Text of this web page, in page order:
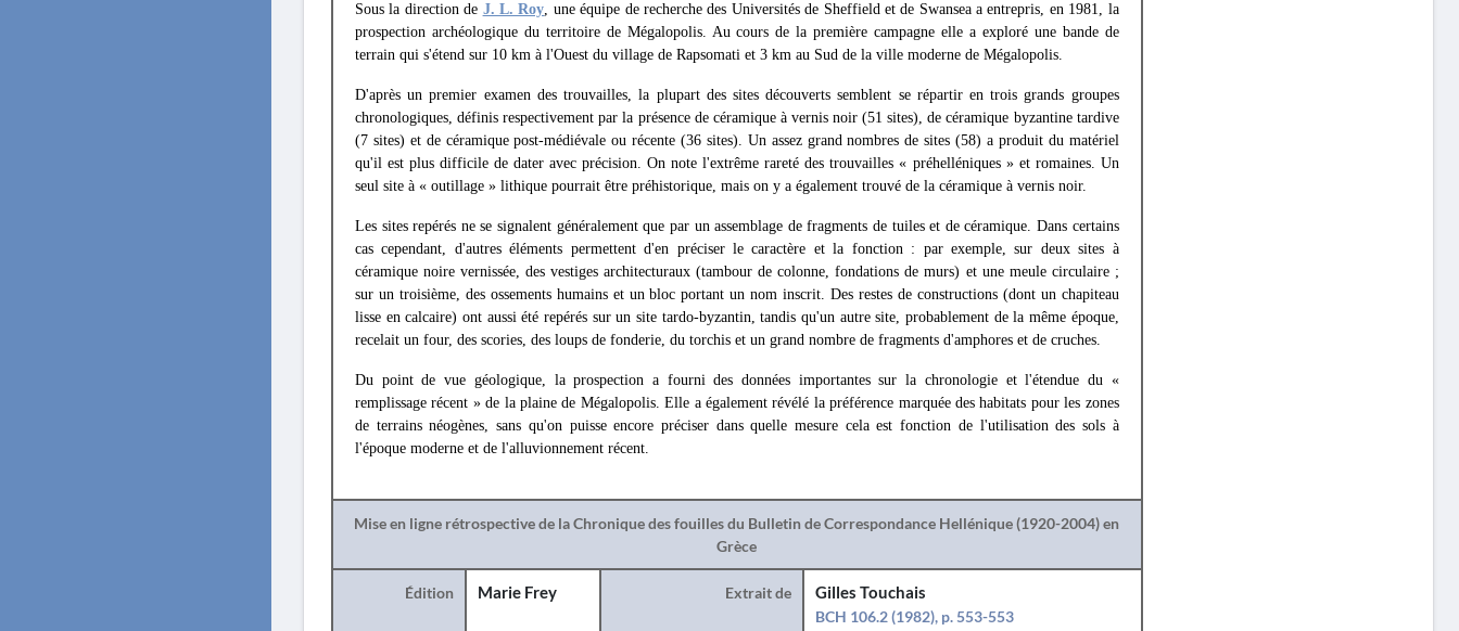
Sous la direction de J. L. Roy, une équipe de recherche des Universités de Sheffield et de Swansea a entrepris, en 1981, la
prospection archéologique du territoire de Mégalopolis. Au cours de la première campagne elle a exploré une bande de
terrain qui s'étend sur 10 km à l'Ouest du village de Rapsomati et 3 km au Sud de la ville moderne de Mégalopolis.
D'après un premier examen des trouvailles, la plupart des sites découverts semblent se répartir en trois grands groupes
chronologiques, définis respectivement par la présence de céramique à vernis noir (51 sites), de céramique byzantine tardive
(7 sites) et de céramique post-médiévale ou récente (36 sites). Un assez grand nombres de sites (58) a produit du matériel
qu'il est plus difficile de dater avec précision. On note l'extrême rareté des trouvailles « préhelléniques » et romaines. Un
seul site à « outillage » lithique pourrait être préhistorique, mais on y a également trouvé de la céramique à vernis noir.
Les sites repérés ne se signalent généralement que par un assemblage de fragments de tuiles et de céramique. Dans certains
cas cependant, d'autres éléments permettent d'en préciser le caractère et la fonction : par exemple, sur deux sites à
céramique noire vernissée, des vestiges architecturaux (tambour de colonne, fondations de murs) et une meule circulaire ;
sur un troisième, des ossements humains et un bloc portant un nom inscrit. Des restes de constructions (dont un chapiteau
lisse en calcaire) ont aussi été repérés sur un site tardo-byzantin, tandis qu'un autre site, probablement de la même époque,
recelait un four, des scories, des loups de fonderie, du torchis et un grand nombre de fragments d'amphores et de cruches.
Du point de vue géologique, la prospection a fourni des données importantes sur la chronologie et l'étendue du «
remplissage récent » de la plaine de Mégalopolis. Elle a également révélé la préférence marquée des habitats pour les zones
de terrains néogènes, sans qu'on puisse encore préciser dans quelle mesure cela est fonction de l'utilisation des sols à
l'époque moderne et de l'alluvionnement récent.
Mise en ligne rétrospective de la Chronique des fouilles du Bulletin de Correspondance Hellénique (1920-2004) en
Grèce
Édition Marie Frey Extrait de
Gilles Touchais
BCH 106.2 (1982), p. 553-553